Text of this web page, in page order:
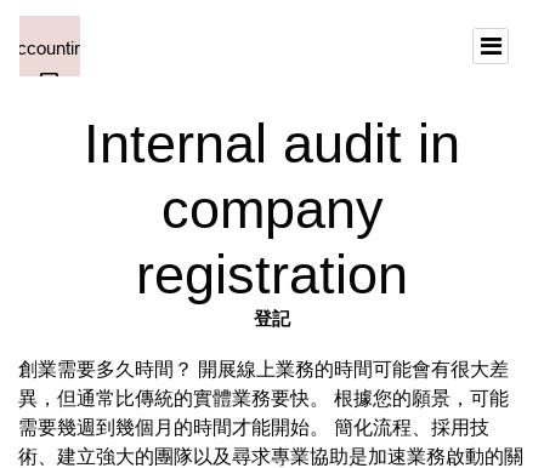
Internal audit in
company
registration
登記
創業需要多久時間？ 開展線上業務的時間可能會有很大差
異，但通常比傳統的實體業務要快。 根據您的願景，可能
需要幾週到幾個月的時間才能開始。 簡化流程、採用技
術、建立強大的團隊以及尋求專業協助是加速業務啟動的關